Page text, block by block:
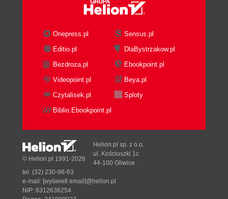
Onepress.pl
Sensus.pl
Editio.pl
DlaBystrzakow.pl
Bezdroza.pl
Ebookpoint.pl
Videopoint.pl
Beya.pl
Czytalisek.pl
Sploty
Biblio.Ebookpoint.pl
© Helion.pl 1991-2026
Helion.pl sp. z o.o.
ul. Kościuszki 1c
44-100 Gliwice
tel. (32) 230-98-63
e-mail: [wyświetl email]@helion.pl
NIP: 6312636254